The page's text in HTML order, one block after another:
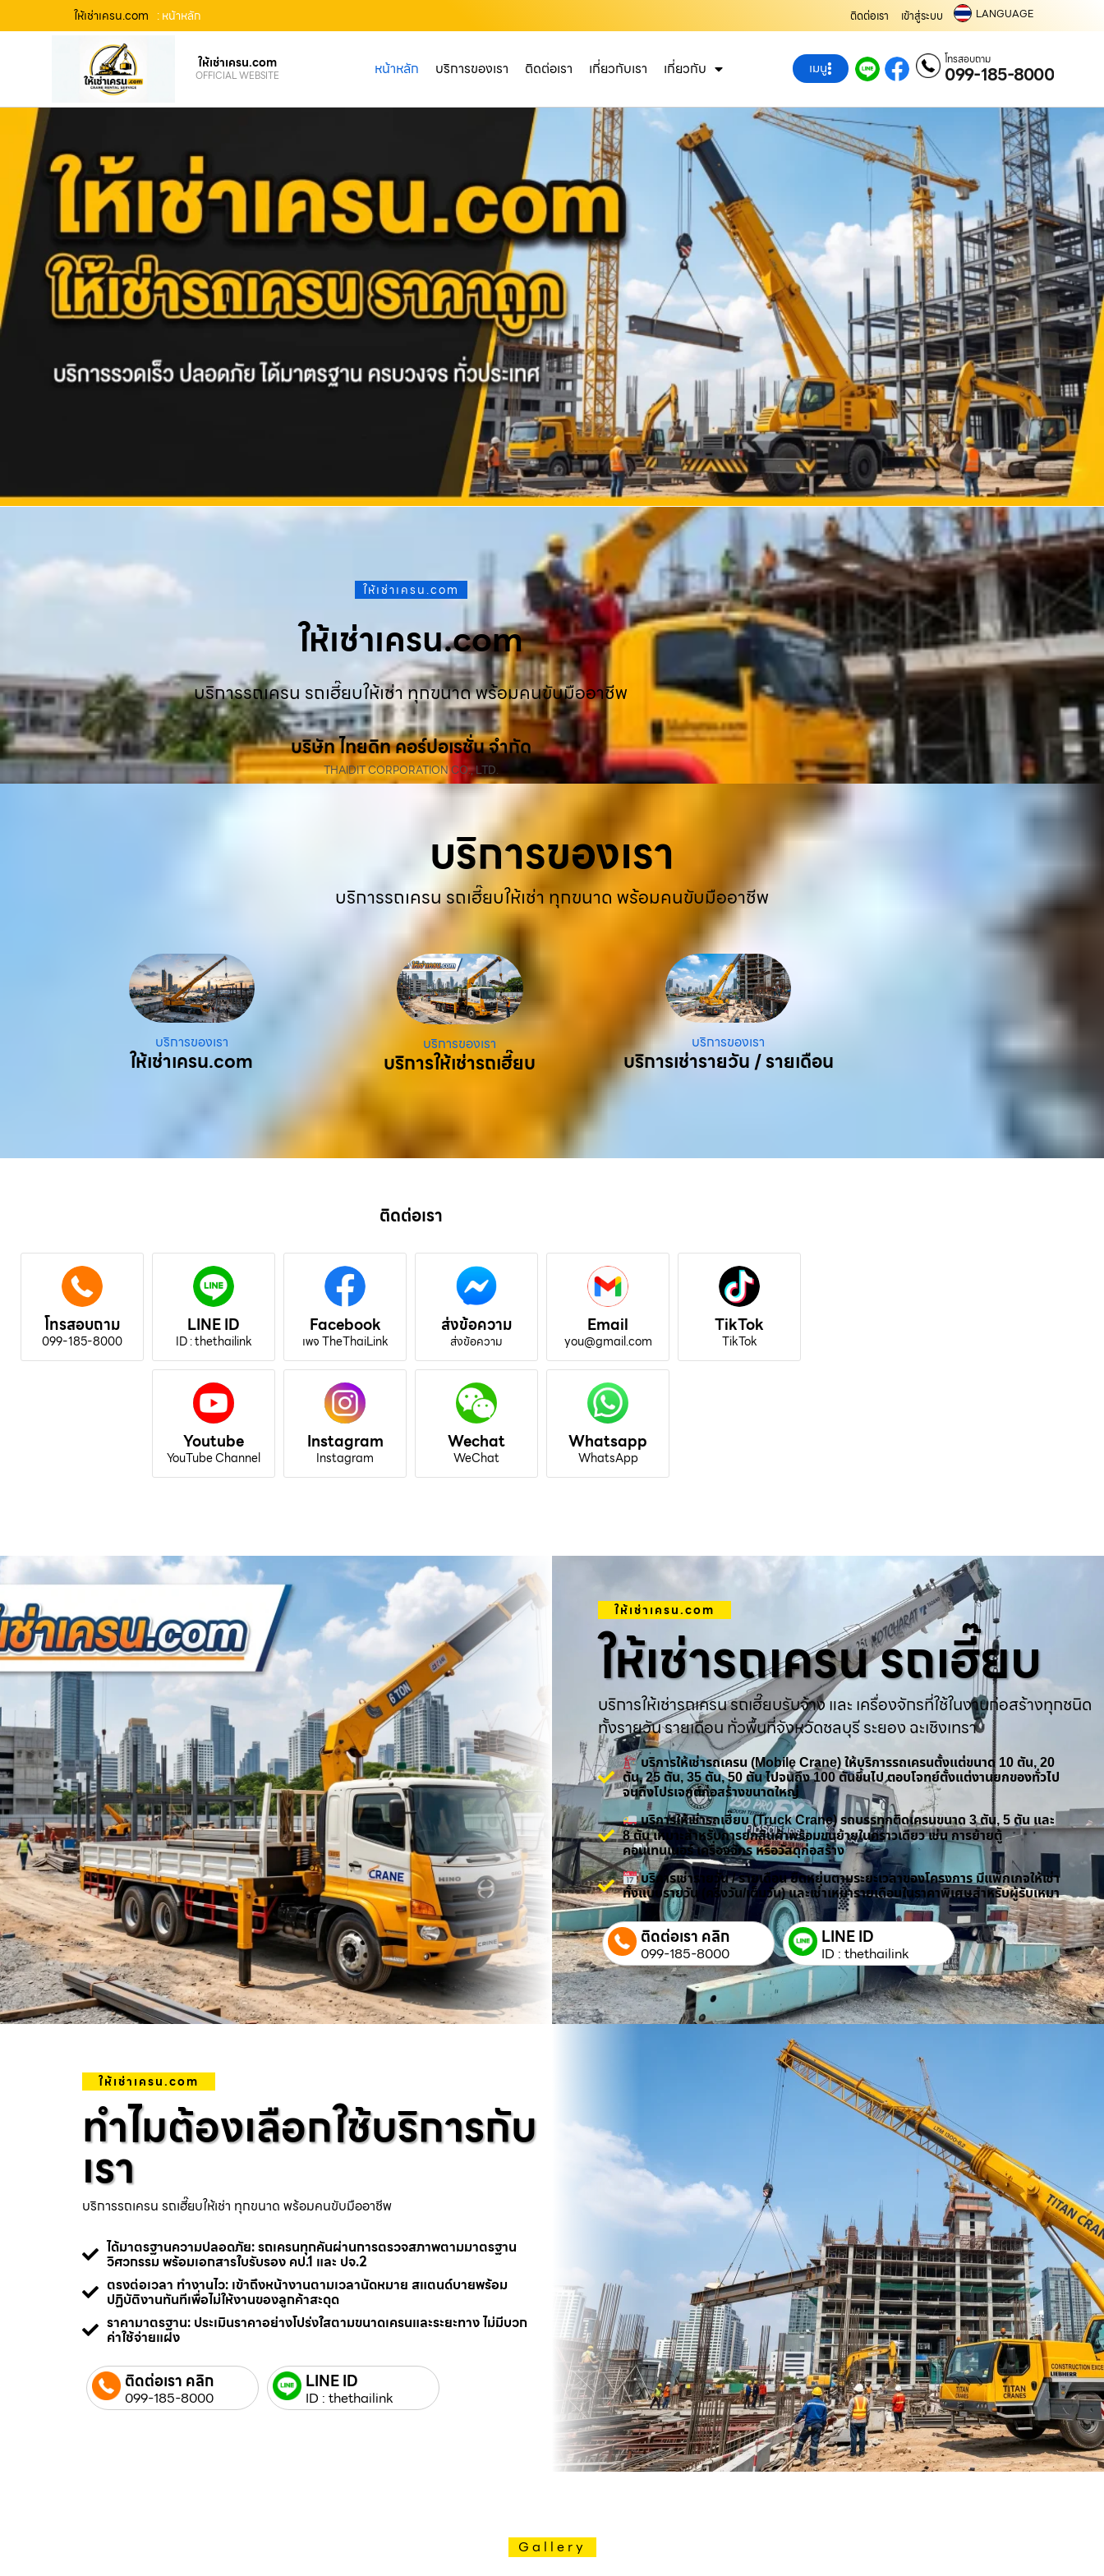
ให้เช่าเครน.com : หน้าหลัก ติดต่อเรา เข้าสู่ระบบ LANGUAGE
ให้เช่าเครน.com
OFFICIAL WEBSITE หน้าหลัก บริการของเรา ติดต่อเรา เกี่ยวกับเรา เกี่ยวกับ เมนู โทรสอบถาม
099-185-8000
ให้เช่าเครน.com
ให้เช่าเครน.com
บริการรถเครน รถเฮี๊ยบให้เช่า ทุกขนาด พร้อมคนขับมืออาชีพ
บริษัท ไทยดิท คอร์ปอเรชั่น จำกัด
THAIDIT CORPORATION CO., LTD.
บริการของเรา
บริการรถเครน รถเฮี๊ยบให้เช่า ทุกขนาด พร้อมคนขับมืออาชีพ
บริการของเรา
ให้เช่าเครน.com
บริการของเรา
บริการให้เช่ารถเฮี๊ยบ
บริการของเรา
บริการเช่ารายวัน / รายเดือน
ติดต่อเรา
โทรสอบถาม
099-185-8000
LINE ID
ID : thethailink
Facebook
เพจ TheThaiLink
ส่งข้อความ
ส่งข้อความ
Email
you@gmail.com
TikTok
TikTok
Youtube
YouTube Channel
Instagram
Instagram
Wechat
WeChat
Whatsapp
WhatsApp
ให้เช่าเครน.com
ให้เช่ารถเครน รถเฮี๊ยบ
บริการให้เช่ารถเครน รถเฮี๊ยบรับจ้าง และ เครื่องจักรที่ใช้ในงานก่อสร้างทุกชนิด
ทั้งรายวัน รายเดือน ทั่วพื้นที่จังหวัดชลบุรี ระยอง ฉะเชิงเทรา
บริการให้เช่ารถเครน (Mobile Crane) ให้บริการรถเครนตั้งแต่ขนาด 10 ตัน, 20
ตัน, 25 ตัน, 35 ตัน, 50 ตัน ไปจนถึง 100 ตันขึ้นไป ตอบโจทย์ตั้งแต่งานยกของทั่วไป
จนถึงโปรเจกต์ก่อสร้างขนาดใหญ่
บริการให้เช่ารถเฮี๊ยบ (Truck Crane) รถบรรทุกติดเครนขนาด 3 ตัน, 5 ตัน และ
8 ตัน เหมาะสำหรับการยกสินค้าพร้อมขนย้ายในคราวเดียว เช่น การย้ายตู้
คอนเทนเนอร์ เครื่องจักร หรือวัสดุก่อสร้าง
บริการเช่ารายวัน / รายเดือน ยืดหยุ่นตามระยะเวลาของโครงการ มีแพ็กเกจให้เช่า
ทั้งแบบรายวัน (ครึ่งวัน/เต็มวัน) และเช่าเหมารายเดือนในราคาพิเศษสำหรับผู้รับเหมา
ติดต่อเรา คลิก
099-185-8000
LINE ID
ID : thethailink
ให้เช่าเครน.com
ทำไมต้องเลือกใช้บริการกับ
เรา
บริการรถเครน รถเฮี๊ยบให้เช่า ทุกขนาด พร้อมคนขับมืออาชีพ
ได้มาตรฐานความปลอดภัย: รถเครนทุกคันผ่านการตรวจสภาพตามมาตรฐาน
วิศวกรรม พร้อมเอกสารใบรับรอง คป.1 และ ปจ.2
ตรงต่อเวลา ทำงานไว: เข้าถึงหน้างานตามเวลานัดหมาย สแตนด์บายพร้อม
ปฏิบัติงานทันทีเพื่อไม่ให้งานของลูกค้าสะดุด
ราคามาตรฐาน: ประเมินราคาอย่างโปร่งใสตามขนาดเครนและระยะทาง ไม่มีบวก
ค่าใช้จ่ายแฝง
ติดต่อเรา คลิก
099-185-8000
LINE ID
ID : thethailink
Gallery